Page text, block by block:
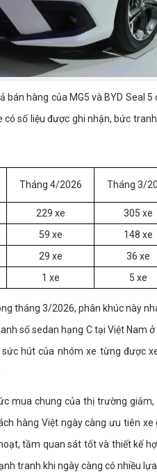
bán hàng của MG5 và BYD Seal
có số liệu được ghi nhận, bức
Tháng 4/2026 Tháng 3/
229 xe 305 xe
59 xe 148 xe
29 xe 36 xe
1 xe 5 xe
tháng 3/2026, phân khúc này
số sedan hạng C tại Việt Nam
hút của nhóm xe từng được
mua chung của thị trường
hàng Việt ngày càng ưu tiên
tầm quan sát tốt và thiết kế
tranh khi ngày càng có nhiều